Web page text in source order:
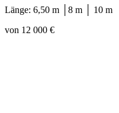
Länge: 6,50 m │8 m │ 10 m
von 12 000 €